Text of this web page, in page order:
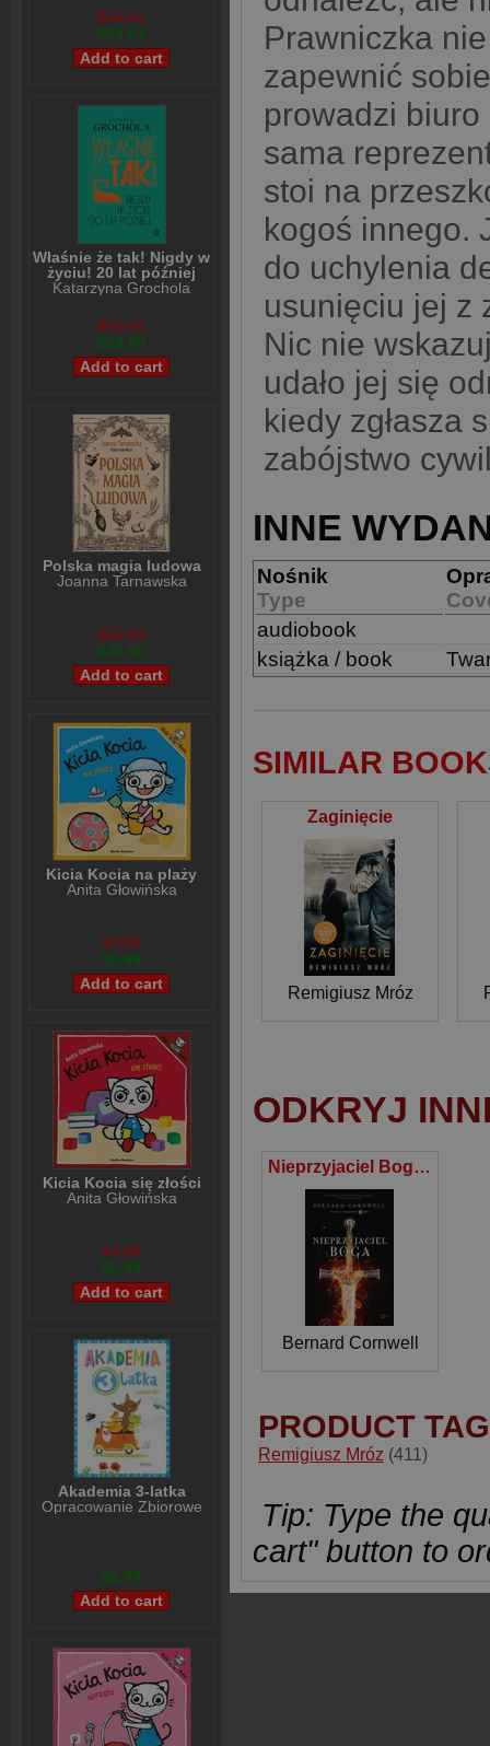
$36,41
$29,01
Właśnie że tak! Nigdy w
życiu! 20 lat później
Katarzyna Grochola
$31,22
$25,00
Polska magia ludowa
Joanna Tarnawska
$31,91
$25,00
Kicia Kocia na plaży
Anita Głowińska
$7,99
$5,99
Kicia Kocia się złości
Anita Głowińska
$7,99
$5,99
Akademia 3-latka
Opracowanie Zbiorowe
$2,99
Prawniczka
zapewnić
prowadzi
sama
stoi na
kogoś innego.
do uchylenia
usunięciu jej z
Nic nie
udało jej się
kiedy zgłasza
zabójstwo
INNE
Nośnik
Type
audiobook
książka / book
SIMILAR
Zaginięcie
Remigiusz Mróz
ODKRYJ
Nieprzyjaciel Boga Trylogia arturiańska Tom 2
Bernard Cornwell
PRODUCT
Remigiusz Mróz (411)
Tip: Type the
cart" button to